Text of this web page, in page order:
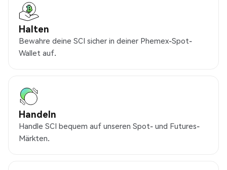
Halten
Bewahre deine SCI sicher in deiner Phemex-Spot-
Wallet auf.
Handeln
Handle SCI bequem auf unseren Spot- und Futures-
Märkten.